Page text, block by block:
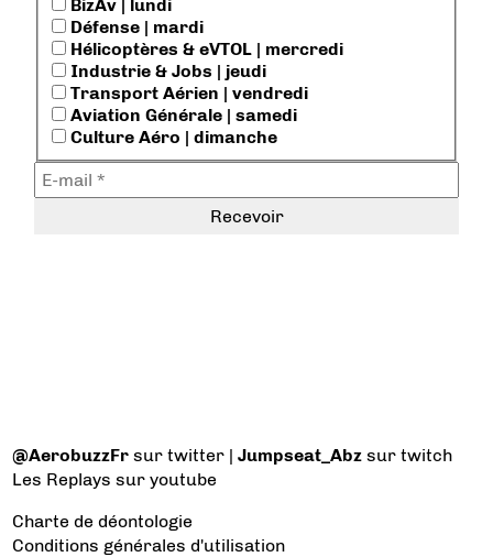
BizAv | lundi
Défense | mardi
Hélicoptères & eVTOL | mercredi
Industrie & Jobs | jeudi
Transport Aérien | vendredi
Aviation Générale | samedi
Culture Aéro | dimanche
@AerobuzzFr sur twitter |Jumpseat_Abz sur twitch
Les Replays sur youtube
Charte de déontologie
Conditions générales d'utilisation